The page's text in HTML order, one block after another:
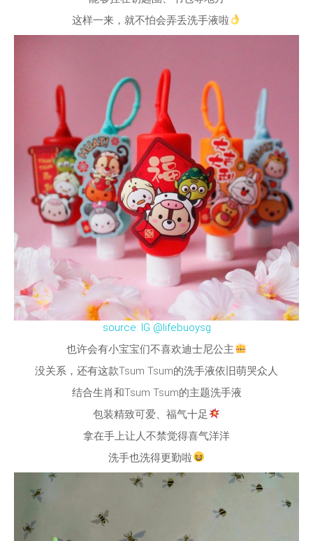
这样一来，就不怕会弄丢洗手液啦
source: IG @lifebuoysg
也许会有小宝宝们不喜欢迪士尼公主
没关系，还有这款Tsum Tsum的洗手液依旧萌哭众人
结合生肖和Tsum Tsum的主题洗手液
包装精致可爱、福气十足
拿在手上让人不禁觉得喜气洋洋
洗手也洗得更勤啦